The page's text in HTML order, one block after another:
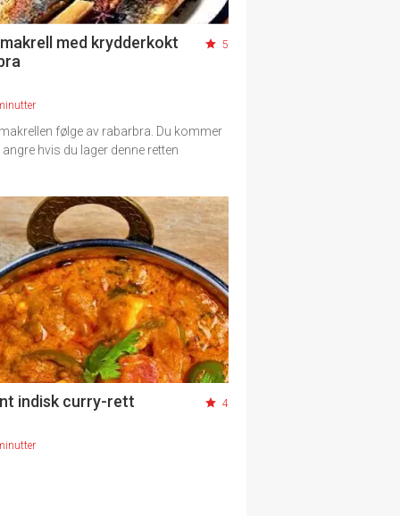
med krydderkokt
5
følge av rabarbra. Du kommer
angre hvis du lager denne retten
indisk curry-rett 4